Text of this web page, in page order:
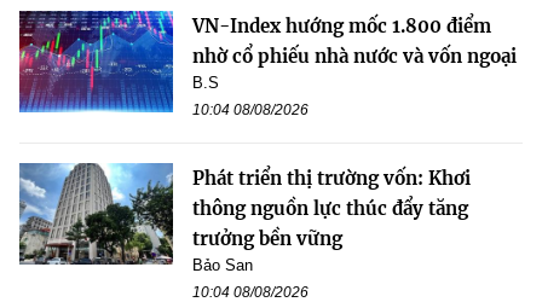
VN-Index hướng mốc 1.800 điểm
nhờ cổ phiếu nhà nước và vốn ngoại
B.S
10:04 08/08/2026
Phát triển thị trường vốn: Khơi
thông nguồn lực thúc đẩy tăng
trưởng bền vững
Bảo San
10:04 08/08/2026